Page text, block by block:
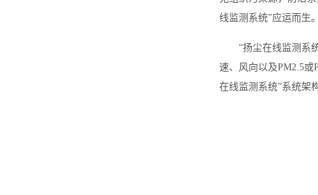
线监测系统”应运而生。
“扬尘在线监测系
速、风向以及PM2.5
在线监测系统”系统架